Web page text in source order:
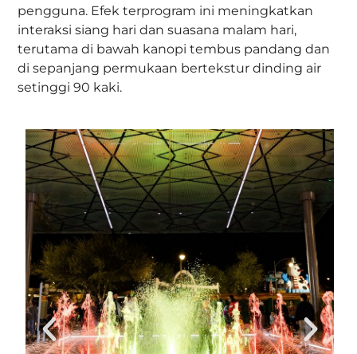
pengguna. Efek terprogram ini meningkatkan
interaksi siang hari dan suasana malam hari,
terutama di bawah kanopi tembus pandang dan
di sepanjang permukaan bertekstur dinding air
setinggi 90 kaki.